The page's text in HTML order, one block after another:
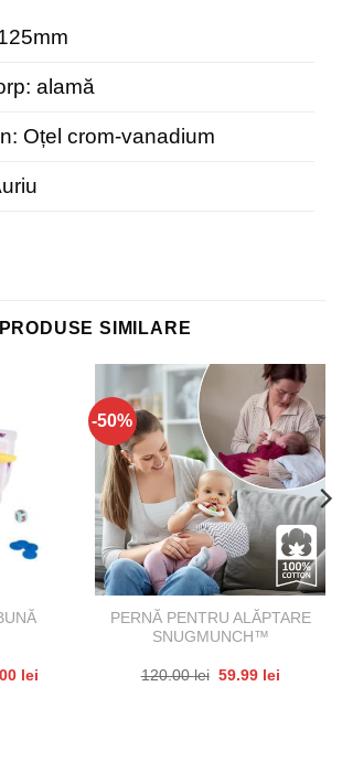
alamă
Oțel crom-vanadium
PRODUSE SIMILARE
leiPrețul
-50%
PERNĂ PENTRU ALĂPTARE
SNUGMUNCH™
120.00lei Prețul
59.99 leiPrețul